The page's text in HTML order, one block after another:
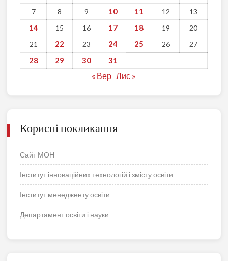
7
8 9 10 11 12 13
14 15 16 17 18 19
20
21
22 23 24 25 26 27
28 29 30 31
« Вер Лис »
Корисні покликання
Сайт МОН
Інститут інноваційних технологій і змісту освіти
Інститут менедженту освіти
Департамент освіти і науки